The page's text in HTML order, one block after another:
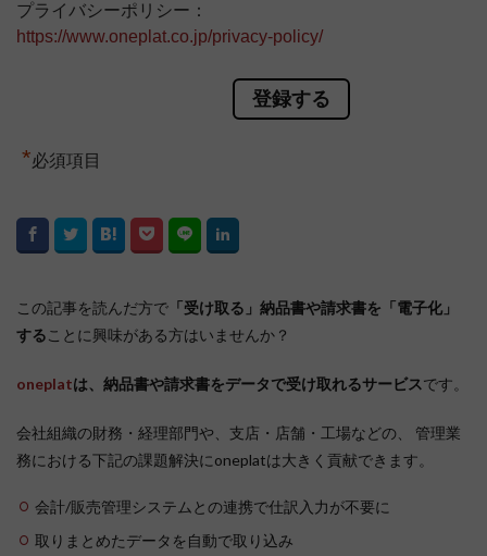
プライバシーポリシー：
https://www.oneplat.co.jp/privacy-policy/
*必須項目
この記事を読んだ方で 「受け取る」納品書や請求書を「電子化」
する ことに興味がある方はいませんか？
oneplatは、納品書や請求書をデータで受け取れるサービスです。
会社組織の財務・経理部門や、支店・店舗・工場などの、 管理業
務における下記の課題解決にoneplatは大きく貢献できます。
会計/販売管理システムとの連携で仕訳入力が不要に
取りまとめたデータを自動で取り込み